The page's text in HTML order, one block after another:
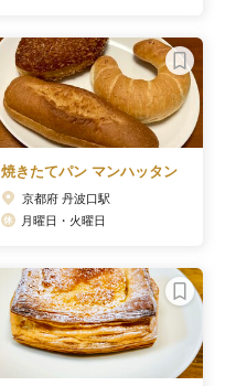
焼きたてパン マンハッタン
京都府 丹波口駅
月曜日・火曜日